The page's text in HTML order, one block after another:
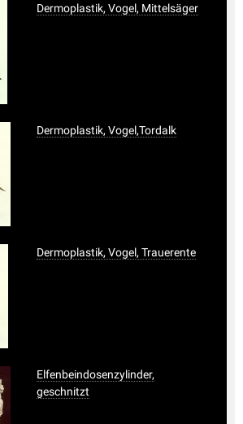
Dermoplastik, Vogel, Mittelsäger
Dermoplastik, Vogel,Tordalk
Dermoplastik, Vogel, Trauerente
Elfenbeindosenzylinder,
geschnitzt